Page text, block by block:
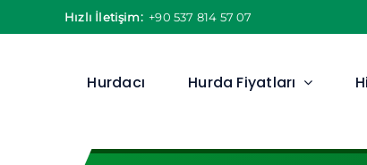
to
Hızlı İletişim: +90 537 814 57 07
Hurdacı Hurda Fiyatları